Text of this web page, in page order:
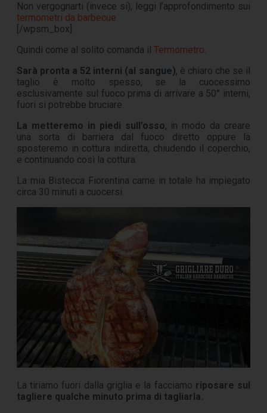
Non vergognarti (invece si), leggi l’approfondimento sui
termometri da barbecue
[/wpsm_box]
Quindi come al solito comanda il Termometro.
Sarà pronta a 52 interni (al sangue), è chiaro che se il
taglio è molto spesso, se la cuocessimo
esclusivamente sul fuoco prima di arrivare a 50° interni,
fuori si potrebbe bruciare.
La metteremo in piedi sull’osso, in modo da creare
una sorta di barriera dal fuoco diretto oppure la
sposteremo in cottura indiretta, chiudendo il coperchio,
e continuando così la cottura.
La mia Bistecca Fiorentina carne in totale ha impiegato
circa 30 minuti a cuocersi.
La tiriamo fuori dalla griglia e la facciamo riposare sul
tagliere qualche minuto prima di tagliarla.